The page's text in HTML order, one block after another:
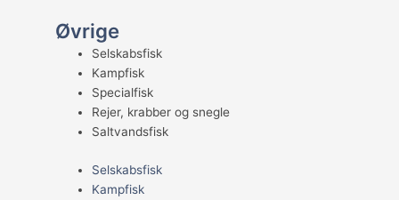
Øvrige
Selskabsfisk
Kampfisk
Specialfisk
Rejer, krabber og snegle
Saltvandsfisk
Selskabsfisk
Kampfisk